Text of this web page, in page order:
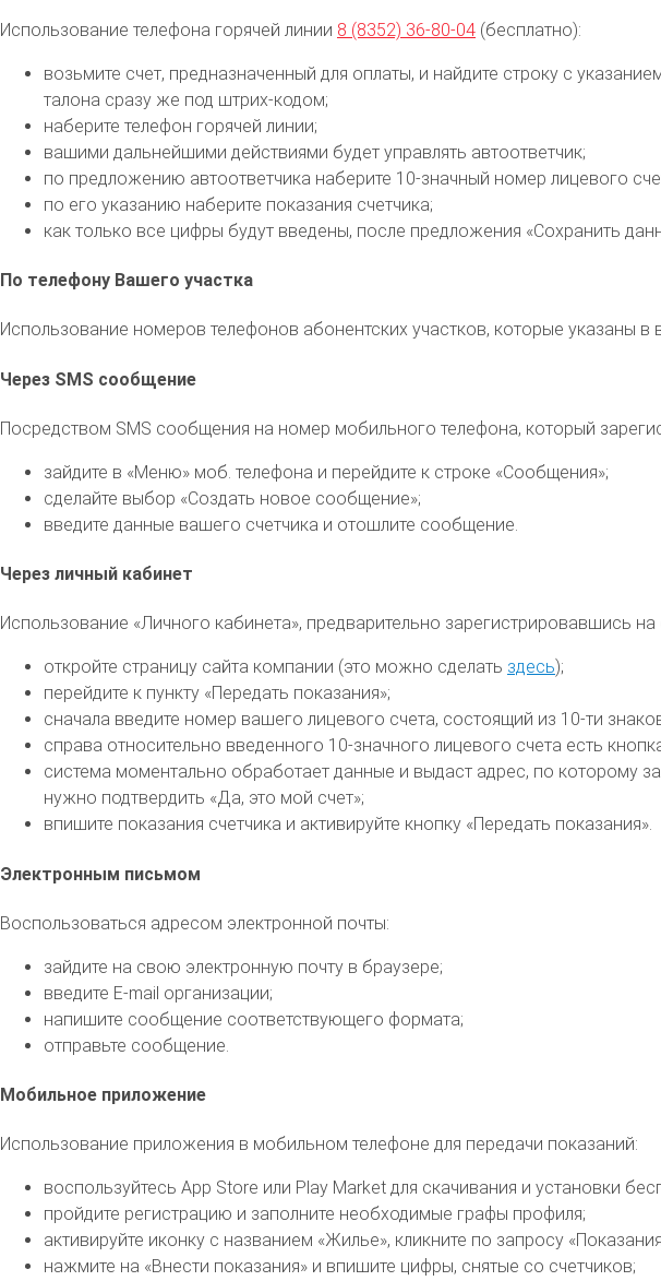
Использование телефона горячей линии 8 (8352) 36-80-04 (бесплатно):
возьмите счет, предназначенный для оплаты, и найдите строку с
талона сразу же под штрих-кодом;
наберите телефон горячей линии;
вашими дальнейшими действиями будет управлять автоответчик;
по предложению автоответчика наберите 10-значный номер лицевого
по его указанию наберите показания счетчика;
как только все цифры будут введены, после предложения «Сохранить
По телефону Вашего участка
Использование номеров телефонов абонентских участков, которые указаны в
Через SMS сообщение
Посредством SMS сообщения на номер мобильного телефона, который
зайдите в «Меню» моб. телефона и перейдите к строке «Сообщения»;
сделайте выбор «Создать новое сообщение»;
введите данные вашего счетчика и отошлите сообщение.
Через личный кабинет
Использование «Личного кабинета», предварительно зарегистрировавшись на
откройте страницу сайта компании (это можно сделать здесь);
перейдите к пункту «Передать показания»;
сначала введите номер вашего лицевого счета, состоящий из 10-ти
справа относительно введенного 10-значного лицевого счета есть
система моментально обработает данные и выдаст адрес, по которому
нужно подтвердить «Да, это мой счет»;
впишите показания счетчика и активируйте кнопку «Передать показания».
Электронным письмом
Воспользоваться адресом электронной почты:
зайдите на свою электронную почту в браузере;
введите E-mail организации;
напишите сообщение соответствующего формата;
отправьте сообщение.
Мобильное приложение
Использование приложения в мобильном телефоне для передачи показаний:
воспользуйтесь App Store или Play Market для скачивания и установки
пройдите регистрацию и заполните необходимые графы профиля;
активируйте иконку с названием «Жилье», кликните по запросу
нажмите на «Внести показания» и впишите цифры, снятые со счетчиков;